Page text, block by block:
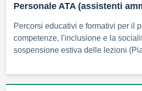
Personale ATA (assistenti
Percorsi educativi e formativi per il
competenze, l'inclusione e la
sospensione estiva delle lezioni